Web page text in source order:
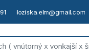
loziska.elm@gmail.com